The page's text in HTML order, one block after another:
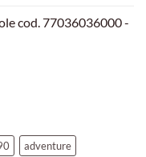
cod. 77036036000 -
adventure